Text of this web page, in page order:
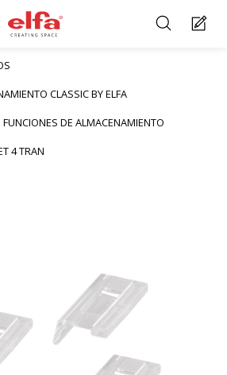
CLASSIC BY ELFA
FUNCIONES DE ALMACENAMIENTO
4 TRAN